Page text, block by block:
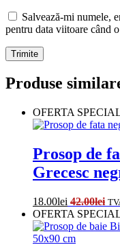
Salvează-mi numele,
pentru data viitoare când
Produse
OFERTA
Prosop de
Grecesc
18.00lei 42.00lei
OFERTA